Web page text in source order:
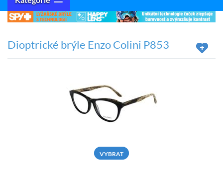
Dioptrické brýle Enzo Colini P853
VYBRAT